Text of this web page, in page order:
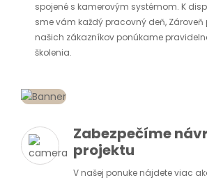
spojené s kamerovým systémom. K
sme vám každý pracovný deň, Zároveň
našich zákazníkov ponúkame
školenia.
Zabezpečíme
projektu
V našej ponuke nájdete viac